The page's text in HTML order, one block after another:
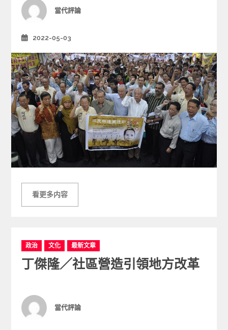
i
e
Author
當代評論
2022-05-03
看更多内容
C
a
r
政治 文化 最新文章
丁傑隆／社區營造引領地方改革
Author
當代評論